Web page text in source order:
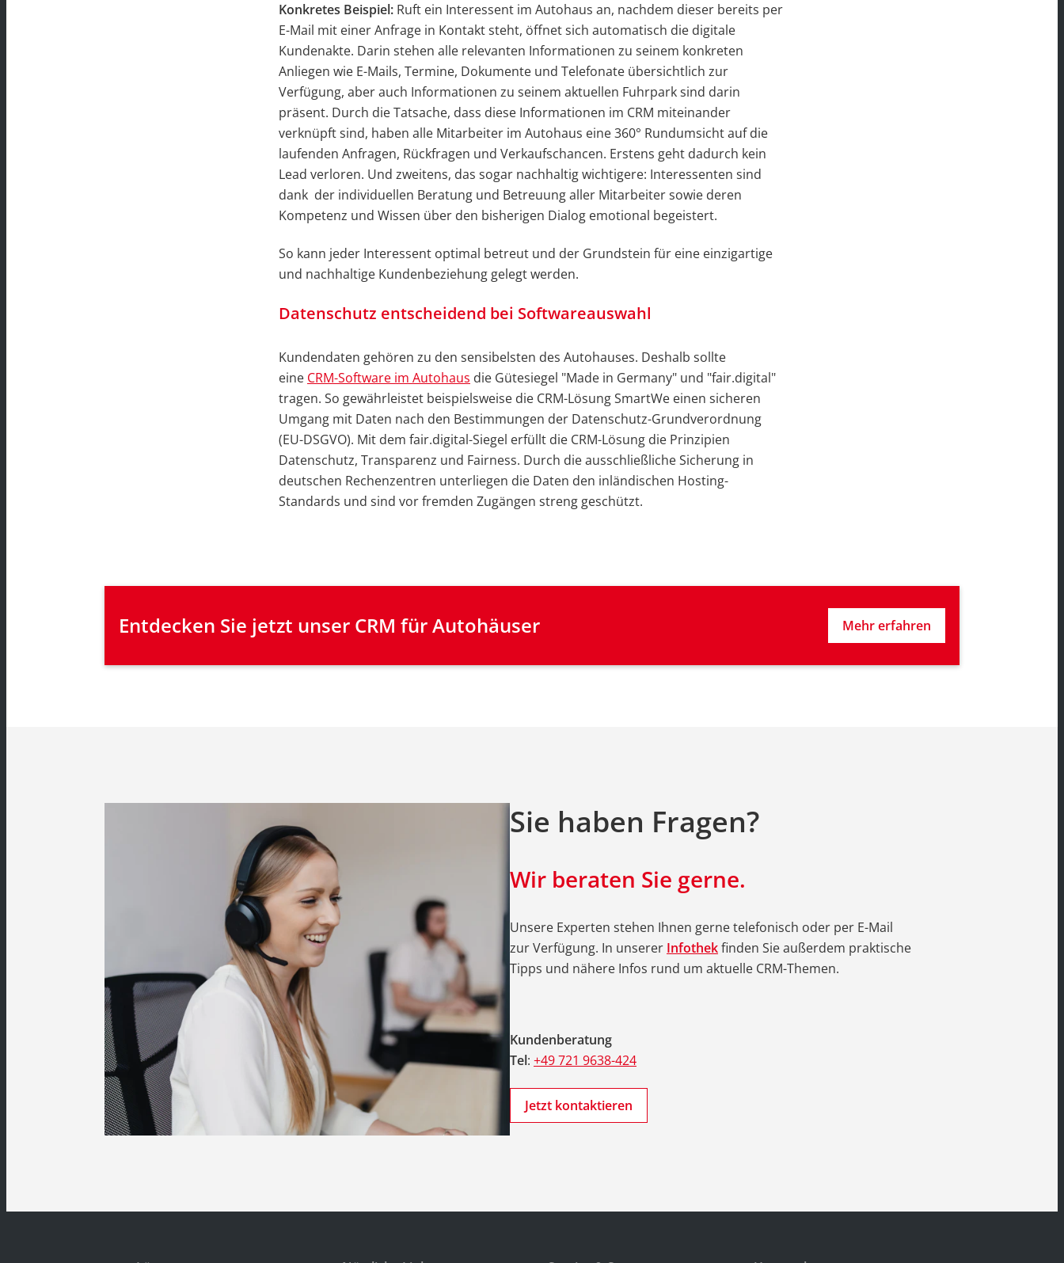
Konkretes Beispiel: Ruft ein Interessent im Autohaus an, nachdem dieser bereits per
E-Mail mit einer Anfrage in Kontakt steht, öffnet sich automatisch die digitale
Kundenakte. Darin stehen alle relevanten Informationen zu seinem konkreten
Anliegen wie E-Mails, Termine, Dokumente und Telefonate übersichtlich zur
Verfügung, aber auch Informationen zu seinem aktuellen Fuhrpark sind darin
präsent. Durch die Tatsache, dass diese Informationen im CRM miteinander
verknüpft sind, haben alle Mitarbeiter im Autohaus eine 360° Rundumsicht auf die
laufenden Anfragen, Rückfragen und Verkaufschancen. Erstens geht dadurch kein
Lead verloren. Und zweitens, das sogar nachhaltig wichtigere: Interessenten sind
dank der individuellen Beratung und Betreuung aller Mitarbeiter sowie deren
Kompetenz und Wissen über den bisherigen Dialog emotional begeistert.
So kann jeder Interessent optimal betreut und der Grundstein für eine einzigartige
und nachhaltige Kundenbeziehung gelegt werden.
Datenschutz entscheidend bei Softwareauswahl
Kundendaten gehören zu den sensibelsten des Autohauses. Deshalb sollte
eine CRM-Software im Autohaus die Gütesiegel "Made in Germany" und "fair.digital"
tragen. So gewährleistet beispielsweise die CRM-Lösung SmartWe einen sicheren
Umgang mit Daten nach den Bestimmungen der Datenschutz-Grundverordnung
(EU-DSGVO). Mit dem fair.digital-Siegel erfüllt die CRM-Lösung die Prinzipien
Datenschutz, Transparenz und Fairness. Durch die ausschließliche Sicherung in
deutschen Rechenzentren unterliegen die Daten den inländischen Hosting-
Standards und sind vor fremden Zugängen streng geschützt.
Entdecken Sie jetzt unser CRM für Autohäuser Mehr erfahren
Sie haben Fragen?
Wir beraten Sie gerne.
Unsere Experten stehen Ihnen gerne telefonisch oder per E-Mail
zur Verfügung. In unserer Infothekfinden Sie außerdem praktische
Tipps und nähere Infos rund um aktuelle CRM-Themen.
Kundenberatung
Tel: +49 721 9638-424
Jetzt kontaktieren